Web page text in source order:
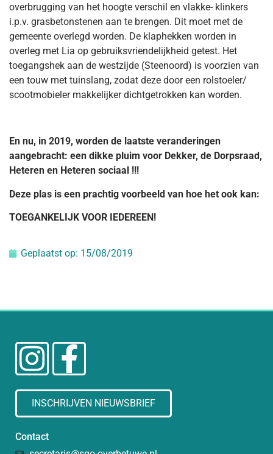
overbrugging van het hoogte verschil en vlakke- klinkers
i.p.v. grasbetonstenen aan te brengen. Dit moet met de
gemeente overlegd worden. De klaphekken worden in
overleg met Lia op gebruiksvriendelijkheid getest. Het
toegangshek aan de westzijde (Steenoord) is voorzien van
een touw met tuinslang, zodat deze door een rolstoeler/
scootmobieler makkelijker dichtgetrokken kan worden.
En nu, in 2019, worden de laatste veranderingen
aangebracht: een dikke pluim voor Dekker, de Dorpsraad,
Heteren en Heteren sociaal !!!
Deze plas is een prachtig voorbeeld van hoe het ook kan:
TOEGANKELIJK VOOR IEDEREEN!
Geplaatst op: 15/08/2019
INSCHRIJVEN NIEUWSBRIEF
Contact